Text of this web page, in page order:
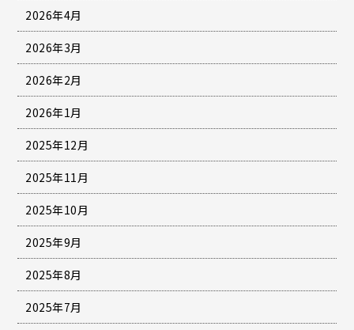
2026年4月
2026年3月
2026年2月
2026年1月
2025年12月
2025年11月
2025年10月
2025年9月
2025年8月
2025年7月